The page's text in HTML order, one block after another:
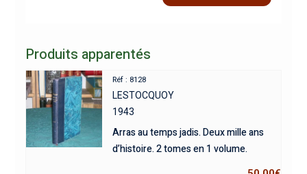
Produits apparentés
Réf : 8128
LESTOCQUOY
1943
Arras au temps jadis. Deux mille ans
d’histoire. 2 tomes en 1 volume.